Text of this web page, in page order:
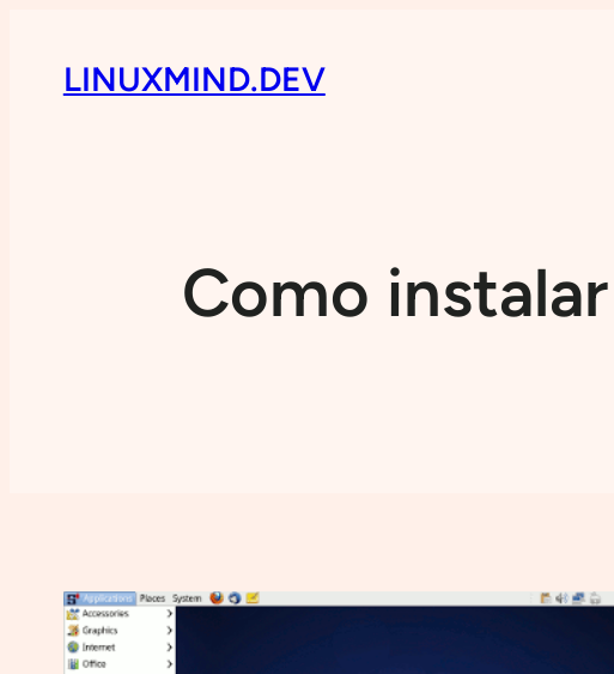
LINUXMIND.DEV
Como